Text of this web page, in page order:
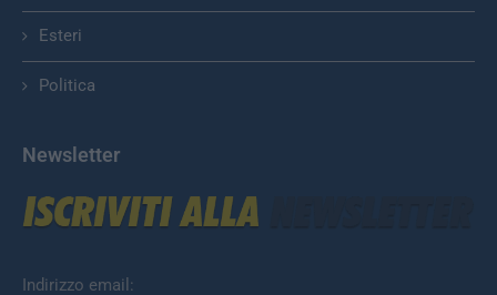
Esteri
Politica
Newsletter
Indirizzo email: